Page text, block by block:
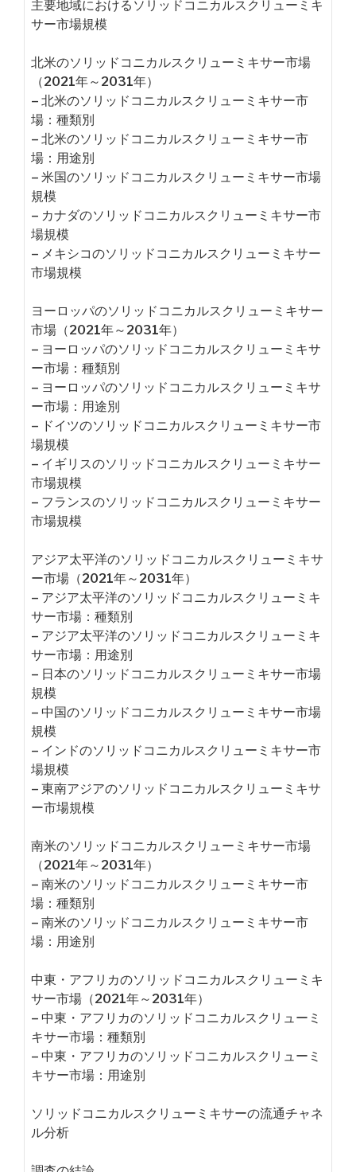
主要地域におけるソリッドコニカルスクリューミキ
サー市場規模
北米のソリッドコニカルスクリューミキサー市場
（2021年～2031年）
– 北米のソリッドコニカルスクリューミキサー市
場：種類別
– 北米のソリッドコニカルスクリューミキサー市
場：用途別
– 米国のソリッドコニカルスクリューミキサー市場
規模
– カナダのソリッドコニカルスクリューミキサー市
場規模
– メキシコのソリッドコニカルスクリューミキサー
市場規模
ヨーロッパのソリッドコニカルスクリューミキサー
市場（2021年～2031年）
– ヨーロッパのソリッドコニカルスクリューミキサ
ー市場：種類別
– ヨーロッパのソリッドコニカルスクリューミキサ
ー市場：用途別
– ドイツのソリッドコニカルスクリューミキサー市
場規模
– イギリスのソリッドコニカルスクリューミキサー
市場規模
– フランスのソリッドコニカルスクリューミキサー
市場規模
アジア太平洋のソリッドコニカルスクリューミキサ
ー市場（2021年～2031年）
– アジア太平洋のソリッドコニカルスクリューミキ
サー市場：種類別
– アジア太平洋のソリッドコニカルスクリューミキ
サー市場：用途別
– 日本のソリッドコニカルスクリューミキサー市場
規模
– 中国のソリッドコニカルスクリューミキサー市場
規模
– インドのソリッドコニカルスクリューミキサー市
場規模
– 東南アジアのソリッドコニカルスクリューミキサ
ー市場規模
南米のソリッドコニカルスクリューミキサー市場
（2021年～2031年）
– 南米のソリッドコニカルスクリューミキサー市
場：種類別
– 南米のソリッドコニカルスクリューミキサー市
場：用途別
中東・アフリカのソリッドコニカルスクリューミキ
サー市場（2021年～2031年）
– 中東・アフリカのソリッドコニカルスクリューミ
キサー市場：種類別
– 中東・アフリカのソリッドコニカルスクリューミ
キサー市場：用途別
ソリッドコニカルスクリューミキサーの流通チャネ
ル分析